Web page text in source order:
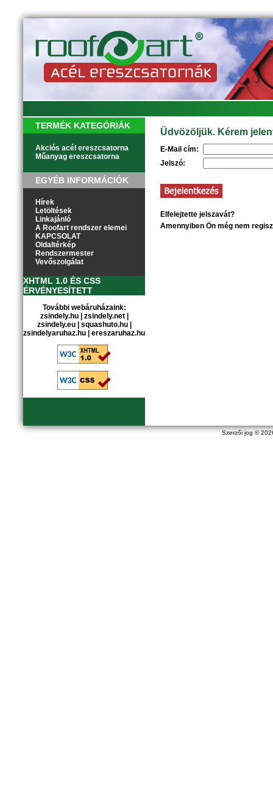
Szerzői jog ©
TERMÉK KATEGÓRIÁK
Akciós acél ereszcsatorna
Műanyag ereszcsatorna
EGYÉB INFORMÁCIÓK
Hírek
Letöltések
Linkajánló
A Roofart rendszer elemei
KAPCSOLAT
Oldaltérkép
Rendszermester
Vevőszolgálat
XHTML 1.0 ÉS CSS
ÉRVÉNYESÍTETT
További webáruházaink:
zsindely.hu| zsindely.net|
zsindely.eu| squashuto.hu|
zsindelyaruhaz.hu
ereszaruhaz.hu
Üdvözöljük. Kérem
E-Mail cím:
Jelszó:
Elfelejtette jelszavát?
Amennyiben Ön még nem